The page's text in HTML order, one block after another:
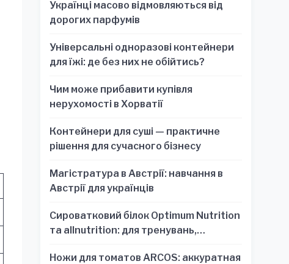
Українці масово відмовляються від
дорогих парфумів
Універсальні одноразові контейнери
для їжі: де без них не обійтись?
Чим може прибавити купівля
нерухомості в Хорватії
Контейнери для суші — практичне
рішення для сучасного бізнесу
Магістратура в Австрії: навчання в
Австрії для українців
Сироватковий білок Optimum Nutrition
та allnutrition: для тренувань,
Ножи для томатов ARCOS: аккуратная